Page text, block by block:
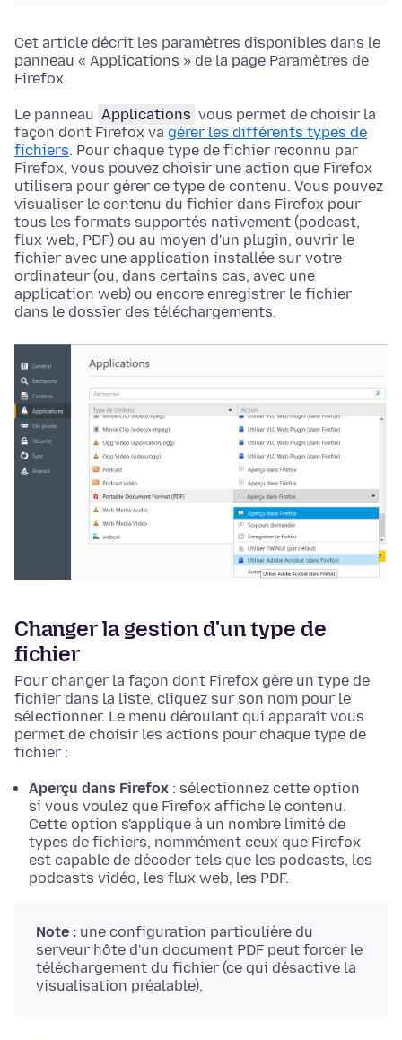
Cet article décrit les paramètres disponibles dans le
panneau « Applications » de la page Paramètres de
Firefox.
Le panneau Applications vous permet de choisir la
façon dont Firefox va gérer les différents types de
fichiers. Pour chaque type de fichier reconnu par
Firefox, vous pouvez choisir une action que Firefox
utilisera pour gérer ce type de contenu. Vous pouvez
visualiser le contenu du fichier dans Firefox pour
tous les formats supportés nativement (podcast,
flux web, PDF) ou au moyen d'un plugin, ouvrir le
fichier avec une application installée sur votre
ordinateur (ou, dans certains cas, avec une
application web) ou encore enregistrer le fichier
dans le dossier des téléchargements.
Changer la gestion d'un type de
fichier
Pour changer la façon dont Firefox gère un type de
fichier dans la liste, cliquez sur son nom pour le
sélectionner. Le menu déroulant qui apparaît vous
permet de choisir les actions pour chaque type de
fichier :
Aperçu dans Firefox : sélectionnez cette option
si vous voulez que Firefox affiche le contenu.
Cette option s'applique à un nombre limité de
types de fichiers, nommément ceux que Firefox
est capable de décoder tels que les podcasts, les
podcasts vidéo, les flux web, les PDF.
Note : une configuration particulière du
serveur hôte d'un document PDF peut forcer le
téléchargement du fichier (ce qui désactive la
visualisation préalable).